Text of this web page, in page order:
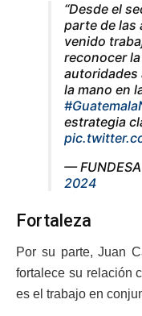
“Desde el
parte de las
venido
reconocer
autoridades
la mano en
estrategia
—
2024
Fortaleza
Por su parte, Juan
fortalece su relación
es el trabajo en